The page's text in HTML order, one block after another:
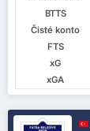
BTTS
Čisté konto
FTS
xG
xGA